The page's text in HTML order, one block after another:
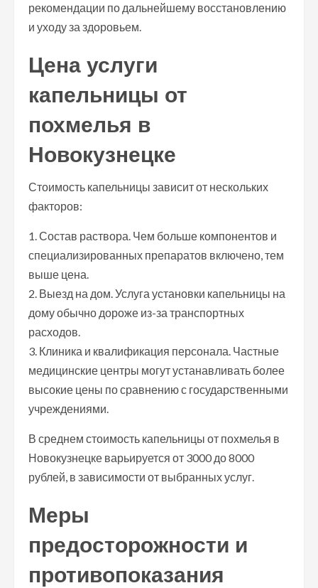
рекомендации по дальнейшему восстановлению
и уходу за здоровьем.
Цена услуги
капельницы от
похмелья в
Новокузнецке
Стоимость капельницы зависит от нескольких
факторов:
1. Состав раствора. Чем больше компонентов и
специализированных препаратов включено, тем
выше цена.
2. Выезд на дом. Услуга установки капельницы на
дому обычно дороже из-за транспортных
расходов.
3. Клиника и квалификация персонала. Частные
медицинские центры могут устанавливать более
высокие цены по сравнению с государственными
учреждениями.
В среднем стоимость капельницы от похмелья в
Новокузнецке варьируется от 3000 до 8000
рублей, в зависимости от выбранных услуг.
Меры
предосторожности и
противопоказания